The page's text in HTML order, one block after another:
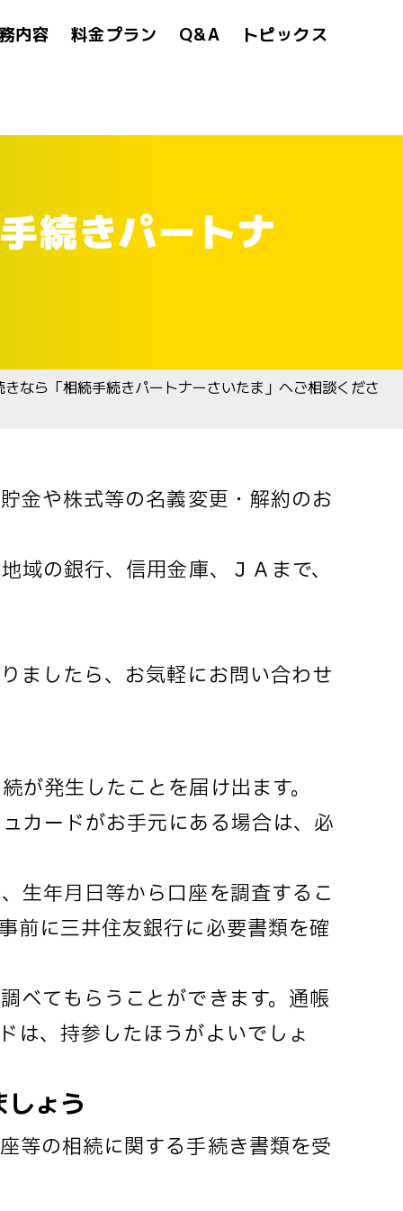
内容 料金プラン Q&A トピックス
続きパートナ
なら「相続手続きパートナーさいたま」へご相談くださ
金や株式等の名義変更・解約のお
の銀行、信用金庫、ＪＡまで、
ましたら、お気軽にお問い合わせ
発生したことを届け出ます。
カードがお手元にある場合は、必
生年月日等から口座を調査するこ
前に三井住友銀行に必要書類を確
べてもらうことができます。通帳
は、持参したほうがよいでしょ
ょう
等の相続に関する手続き書類を受